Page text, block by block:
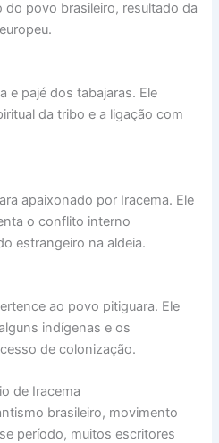
povo brasileiro, resultado da
e pajé dos tabajaras. Ele
da tribo e a ligação com
apaixonado por Iracema. Ele
o conflito interno
estrangeiro na aldeia.
ao povo pitiguara. Ele
indígenas e os
de colonização.
de Iracema
brasileiro, movimento
período, muitos escritores